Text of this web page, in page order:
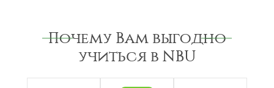
Почему Вам выгодно
учиться в NBU